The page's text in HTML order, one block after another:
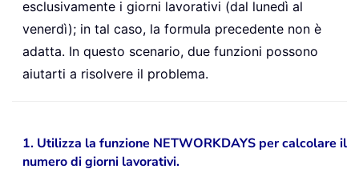
esclusivamente i giorni lavorativi (dal lunedì al
venerdì); in tal caso, la formula precedente non è
adatta. In questo scenario, due funzioni possono
aiutarti a risolvere il problema.
1. Utilizza la funzione NETWORKDAYS per calcolare il
numero di giorni lavorativi.